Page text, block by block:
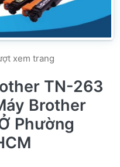
xem trang
TN-263
Brother
Phường